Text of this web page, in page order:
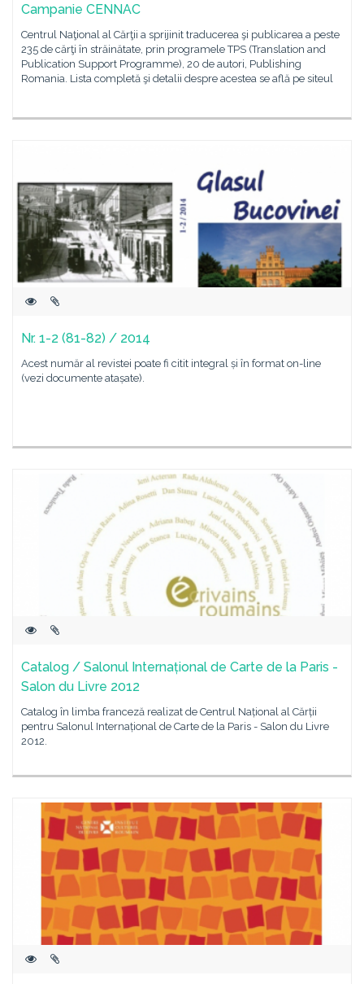
Campanie CENNAC
Centrul Naţional al Cărţii a sprijinit traducerea şi publicarea a peste
235 de cărţi în străinătate, prin programele TPS (Translation and
Publication Support Programme), 20 de autori, Publishing
Romania. Lista completă şi detalii despre acestea se află pe siteul
Nr. 1-2 (81-82) / 2014
Acest număr al revistei poate fi citit integral și în format on-line
(vezi documente atașate).
Catalog / Salonul Internațional de Carte de la Paris -
Salon du Livre 2012
Catalog în limba franceză realizat de Centrul Național al Cărții
pentru Salonul Internațional de Carte de la Paris - Salon du Livre
2012.